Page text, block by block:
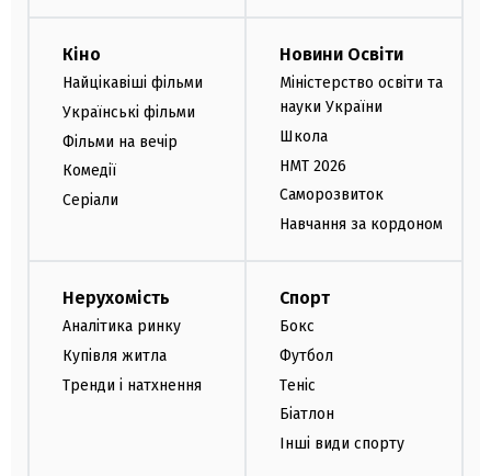
Кіно
Найцікавіші фільми
Українські фільми
Фільми на вечір
Комедії
Серіали
Новини Освіти
Міністерство освіти та
науки України
Школа
НМТ 2026
Саморозвиток
Навчання за кордоном
Нерухомість
Аналітика ринку
Купівля житла
Тренди і натхнення
Спорт
Бокс
Футбол
Теніс
Біатлон
Інші види спорту